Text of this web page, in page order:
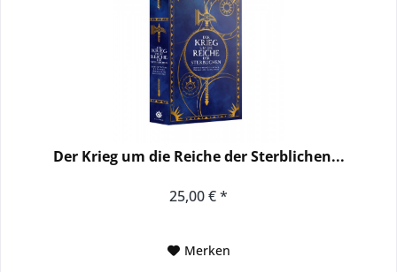
Der Krieg um die Reiche der Sterblichen...
25,00 € *
Merken